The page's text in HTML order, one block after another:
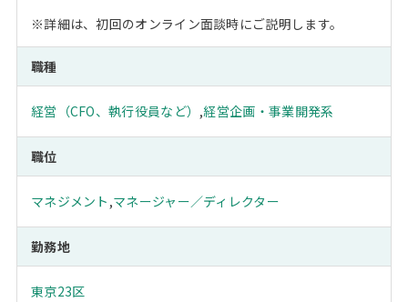
※詳細は、初回のオンライン面談時にご説明します。
職種
経営（CFO、執行役員など） ,経営企画・事業開発系
職位
マネジメント ,マネージャー／ディレクター
勤務地
東京23区